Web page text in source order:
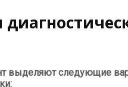
выделяют следующие